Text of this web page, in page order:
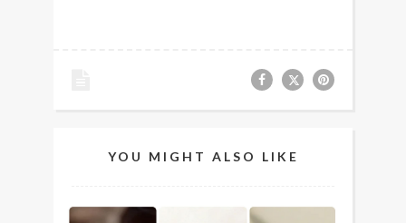
YOU MIGHT ALSO LIKE